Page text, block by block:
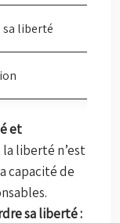
sa liberté
et
liberté n’est
capacité de
sa liberté :